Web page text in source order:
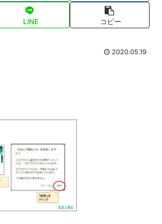
LINE コピー
2020.05.19